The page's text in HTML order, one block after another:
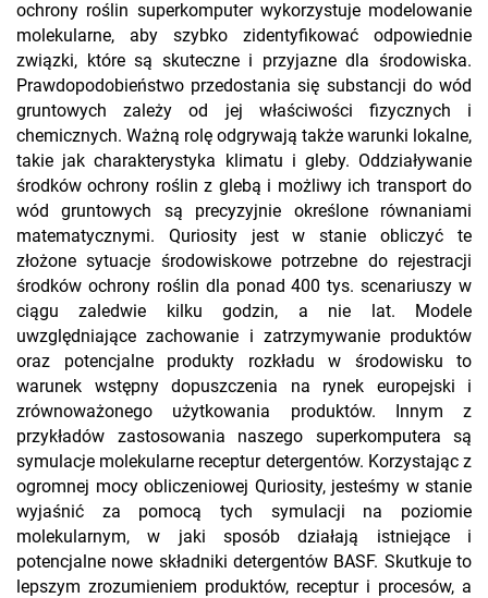
ochrony roślin superkomputer wykorzystuje modelowanie
molekularne, aby szybko zidentyfikować odpowiednie
związki, które są skuteczne i przyjazne dla środowiska.
Prawdopodobieństwo przedostania się substancji do wód
gruntowych zależy od jej właściwości fizycznych i
chemicznych. Ważną rolę odgrywają także warunki lokalne,
takie jak charakterystyka klimatu i gleby. Oddziaływanie
środków ochrony roślin z glebą i możliwy ich transport do
wód gruntowych są precyzyjnie określone równaniami
matematycznymi. Quriosity jest w stanie obliczyć te
złożone sytuacje środowiskowe potrzebne do rejestracji
środków ochrony roślin dla ponad 400 tys. scenariuszy w
ciągu zaledwie kilku godzin, a nie lat. Modele
uwzględniające zachowanie i zatrzymywanie produktów
oraz potencjalne produkty rozkładu w środowisku to
warunek wstępny dopuszczenia na rynek europejski i
zrównoważonego użytkowania produktów. Innym z
przykładów zastosowania naszego superkomputera są
symulacje molekularne receptur detergentów. Korzystając z
ogromnej mocy obliczeniowej Quriosity, jesteśmy w stanie
wyjaśnić za pomocą tych symulacji na poziomie
molekularnym, w jaki sposób działają istniejące i
potencjalne nowe składniki detergentów BASF. Skutkuje to
lepszym zrozumieniem produktów, receptur i procesów, a